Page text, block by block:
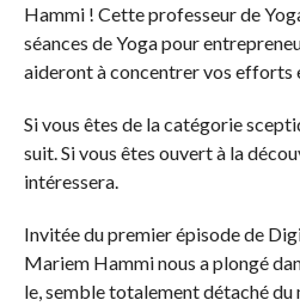
Hammi ! Cette professeur de
séances de Yoga pour
aideront à concentrer vos efforts
Si vous êtes de la catégorie
suit. Si vous êtes ouvert à la
intéressera.
Invitée du premier épisode de
Mariem Hammi nous a plongé
le, semble totalement détaché du